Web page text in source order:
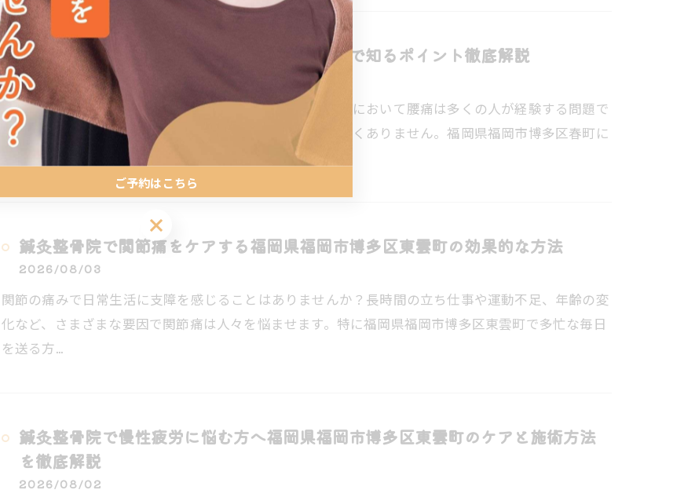
腰痛の原因と対策を福岡県福岡市博多区春町で知るポイント徹底解説
2026/08/03
慢性的な腰痛に悩まされることはありませんか？現代社会において腰痛は多くの人が経験する問題で
すが、その原因が思い当たらず悩みを深めている方も少なくありません。福岡県福岡市博多区春町に
おける腰…
鍼灸整骨院で関節痛をケアする福岡県福岡市博多区東雲町の効果的な方法
2026/08/03
関節の痛みで日常生活に支障を感じることはありませんか？長時間の立ち仕事や運動不足、年齢の変
化など、さまざまな要因で関節痛は人々を悩ませます。特に福岡県福岡市博多区東雲町で多忙な毎日
を送る方…
鍼灸整骨院で慢性疲労に悩む方へ福岡県福岡市博多区東雲町のケアと施術方法
を徹底解説
2026/08/02
ご予約はこちら
ご予約はこちら